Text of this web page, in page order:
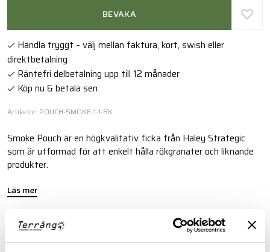
BEVAKA
Handla tryggt – välj mellan faktura, kort, swish eller
direktbetalning
Räntefri delbetalning upp till 12 månader
Köp nu & betala sen
Artikelnr: POUCH-SMOKE-1-1-BK
Smoke Pouch är en högkvalitativ ficka från Haley Strategic
som är utformad för att enkelt hålla rökgranater och liknande
produkter.
Läs mer
FINNS I FÖLJANDE FÄRGER